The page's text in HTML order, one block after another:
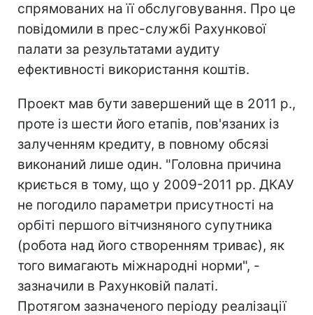
спрямованих на її обслуговування. Про це
повідомили в прес-службі Рахункової
палати за результатами аудиту
ефективності використання коштів.
Проект мав бути завершений ще в 2011 р.,
проте із шести його етапів, пов'язаних із
залученням кредиту, в повному обсязі
виконаний лише один. "Головна причина
криється в тому, що у 2009-2011 рр. ДКАУ
не погодило параметри присутності на
орбіті першого вітчизняного супутника
(робота над його створенням триває), як
того вимагають міжнародні норми", -
зазначили в Рахунковій палаті.
Протягом зазначеного періоду реалізації